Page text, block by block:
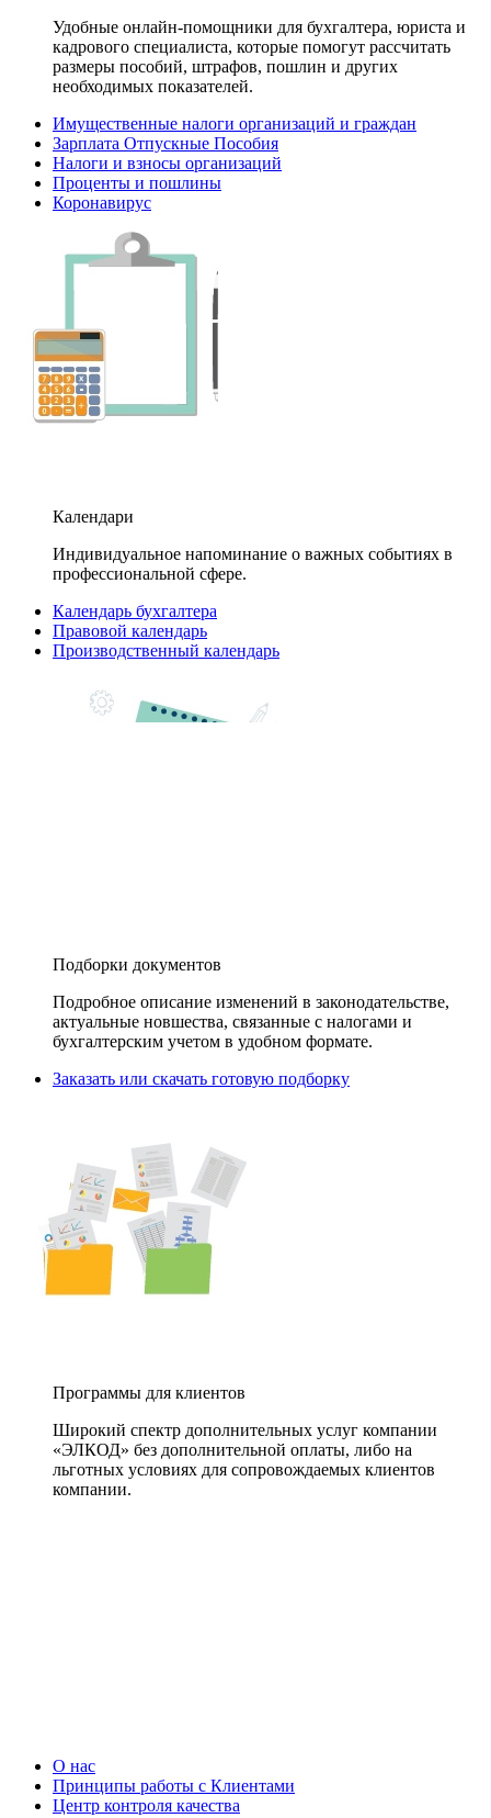
Удобные онлайн-помощники для бухгалтера, юриста и
кадрового специалиста, которые помогут рассчитать
размеры пособий, штрафов, пошлин и других
необходимых показателей.
Имущественные налоги организаций и граждан
Зарплата Отпускные Пособия
Налоги и взносы организаций
Проценты и пошлины
Коронавирус
Календари
Индивидуальное напоминание о важных событиях в
профессиональной сфере.
Календарь бухгалтера
Правовой календарь
Производственный календарь
Подборки документов
Подробное описание изменений в законодательстве,
актуальные новшества, связанные с налогами и
бухгалтерским учетом в удобном формате.
Заказать или скачать готовую подборку
Программы для клиентов
Широкий спектр дополнительных услуг компании
«ЭЛКОД» без дополнительной оплаты, либо на
льготных условиях для сопровождаемых клиентов
компании.
О нас
Принципы работы с Клиентами
Центр контроля качества